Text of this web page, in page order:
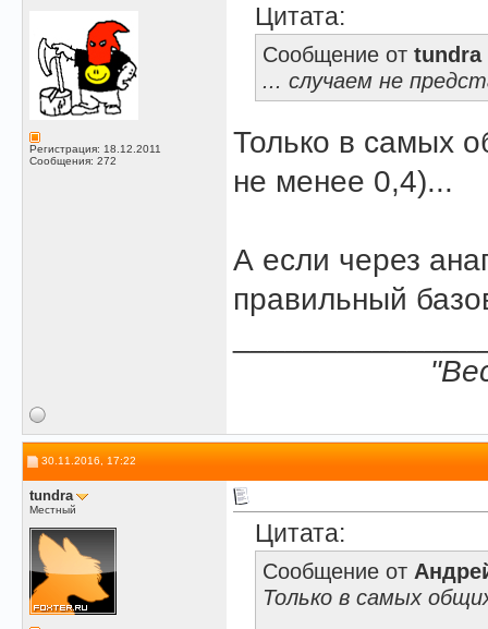
Регистрация: 18.12.2011
Сообщения: 272
Цитата:
Сообщение от tundra
... случаем не
Только в самых
не менее 0,4)...
А если через
правильный
30.11.2016, 17:22
tundra
Местный
Цитата:
Сообщение от
Только в самых